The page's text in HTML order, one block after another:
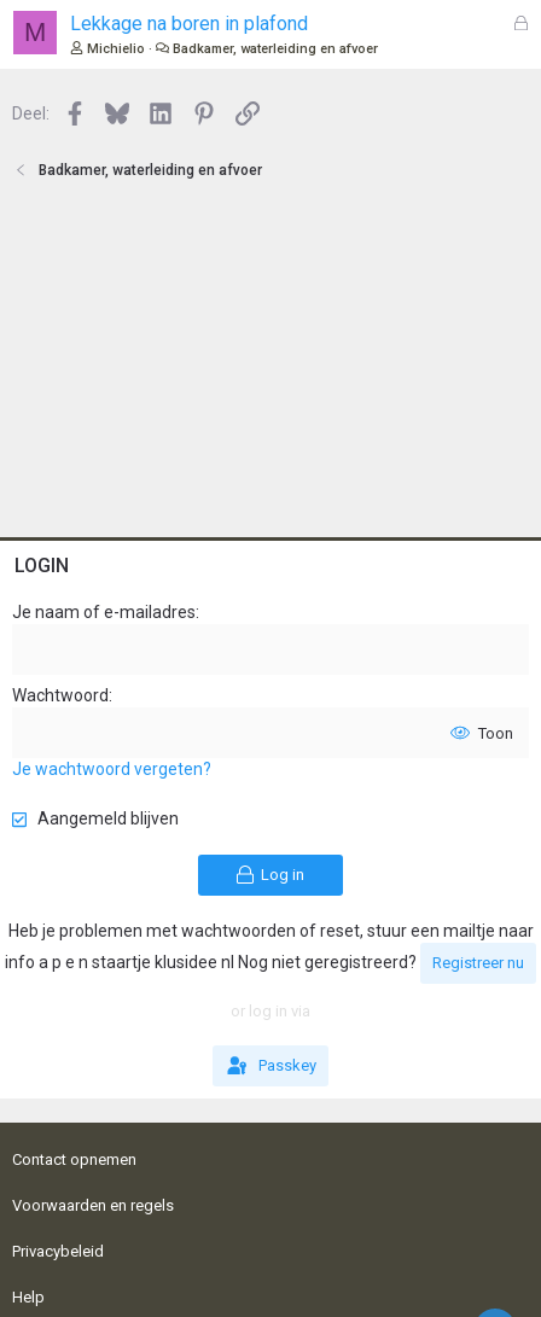
o
M
G
Lekkage na boren in plafond
Michielio Badkamer, waterleiding en afvoer
Deel: Facebook
BlueskyLinkedInPinterest
Link
Badkamer, waterleiding en afvoer
LOGIN
Je naam of e-mailadres
Wachtwoord
Toon
Je wachtwoord vergeten?
Aangemeld blijven
Log in
Heb je problemen met wachtwoorden of reset, stuur een mailtje naar
info a p e n staartje klusidee nl Nog niet geregistreerd?
Registreer nu
or log in via
Passkey
Contact opnemen
Voorwaarden en regels
Privacybeleid
Help